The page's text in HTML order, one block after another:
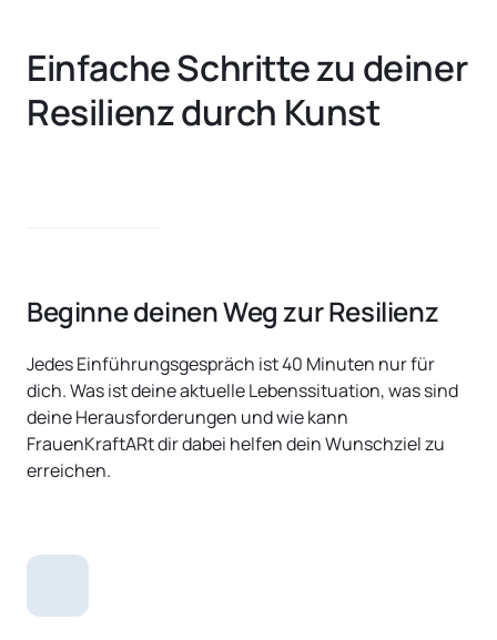
Einfache Schritte zu deiner
Resilienz durch Kunst
Beginne deinen Weg zur Resilienz
Jedes Einführungsgespräch ist 40 Minuten nur für
dich. Was ist deine aktuelle Lebenssituation, was sind
deine Herausforderungen und wie kann
FrauenKraftARt dir dabei helfen dein Wunschziel zu
erreichen.